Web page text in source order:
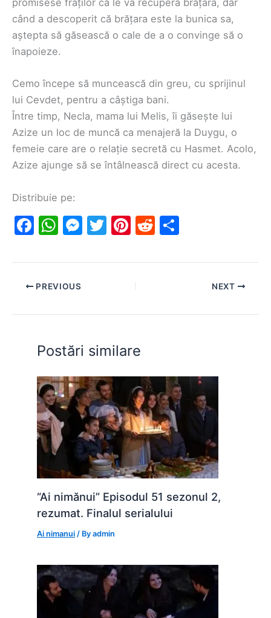
promisese fraților că le va recupera brățara, dar
când a descoperit că brățara este la bunica sa,
aștepta să găsească o cale de a o convinge să o
înapoieze.
Cemo începe să muncească din greu, cu sprijinul
lui Cevdet, pentru a câștiga bani.
Între timp, Necla, mama lui Melis, îi găsește lui
Azize un loc de muncă ca menajeră la Duygu, o
femeie care are o relație secretă cu Hasmet. Acolo,
Azize ajunge să se întâlnească direct cu acesta.
Distribuie pe:
F
c
e
o
o
k
W
at
s
p
p
M
s
n
g
er
T
itt
Pi
er
e
R
d ar
PREVIOUS NEXT
Postări similare
“Ai nimănui” Episodul 51 sezonul 2,
rezumat. Finalul serialului
Ai nimanui / Byadmin